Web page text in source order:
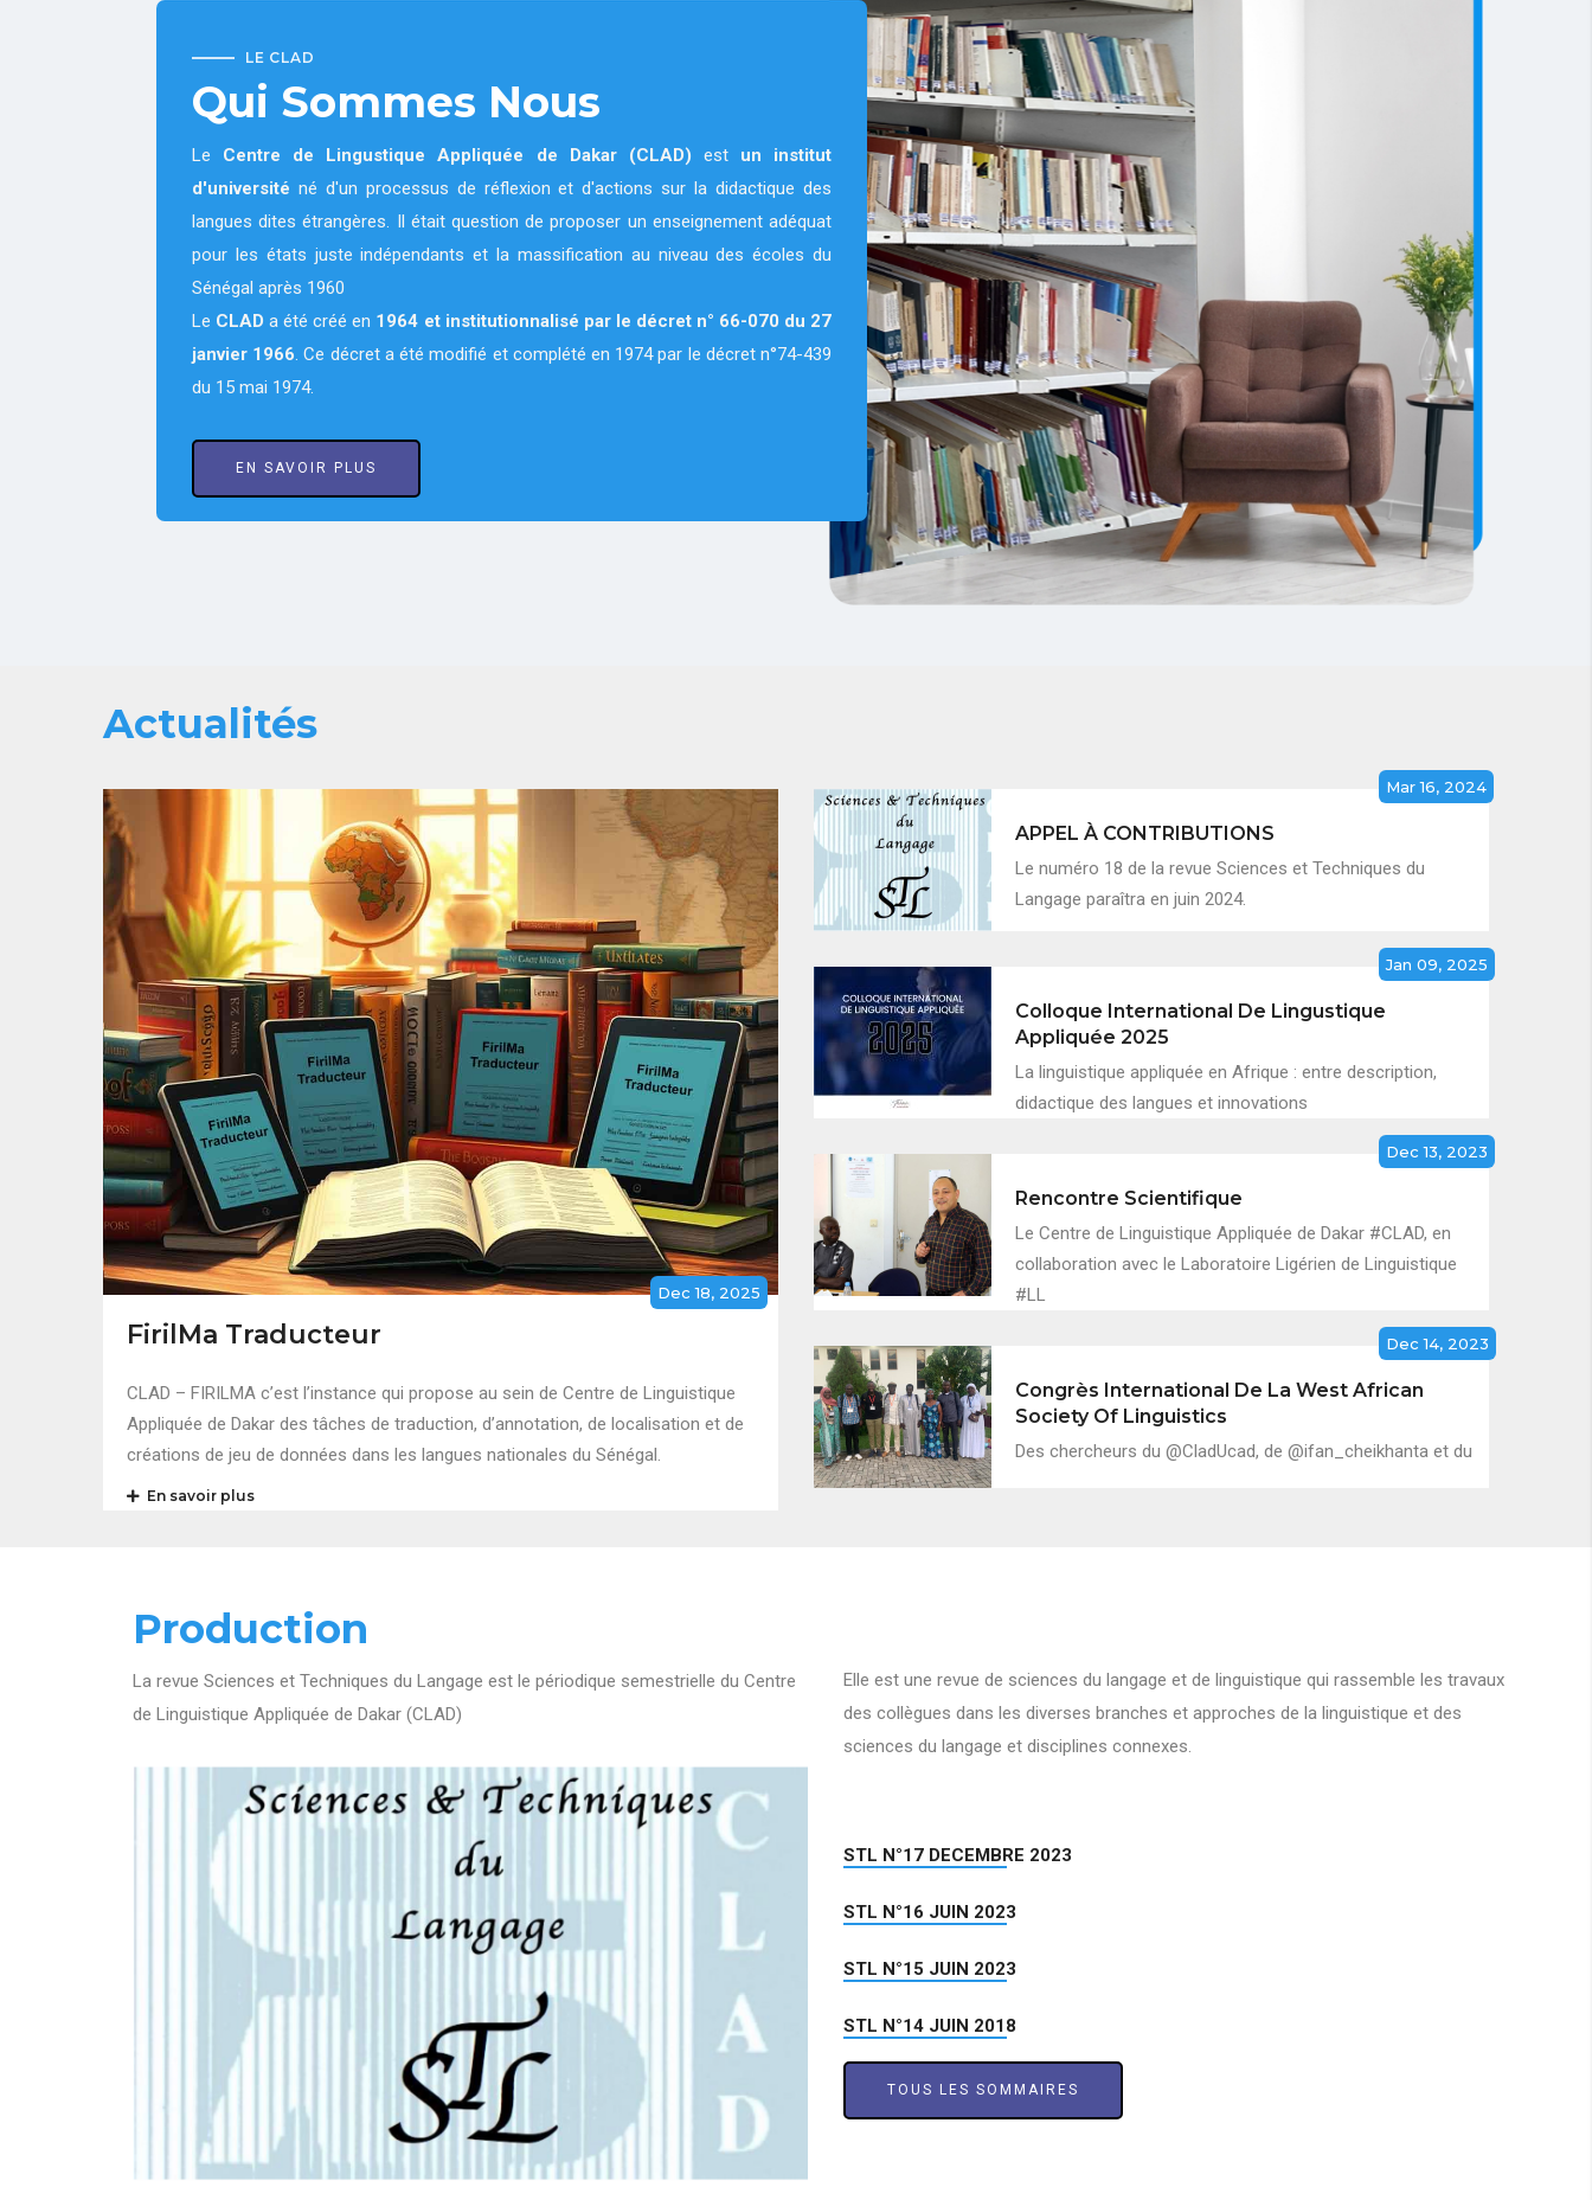
LE CLAD
Qui Sommes Nous
Le Centre de Lingustique Appliquée de Dakar (CLAD) est un institut
d'université né d'un processus de réflexion et d'actions sur la didactique des
langues dites étrangères. Il était question de proposer un enseignement adéquat
pour les états juste indépendants et la massification au niveau des écoles du
Sénégal après 1960
Le CLAD a été créé en 1964 et institutionnalisé par le décret n° 66-070 du 27
janvier 1966. Ce décret a été modifié et complété en 1974 par le décret n°74-439
du 15 mai 1974.
EN SAVOIR PLUS
Actualités
Dec 18, 2025
FirilMa Traducteur
CLAD – FIRILMA c’est l’instance qui propose au sein de Centre de Linguistique
Appliquée de Dakar des tâches de traduction, d’annotation, de localisation et de
créations de jeu de données dans les langues nationales du Sénégal.
En savoir plus
Mar 16, 2024
APPEL À CONTRIBUTIONS
Le numéro 18 de la revue Sciences et Techniques du
Langage paraîtra en juin 2024.
Jan 09, 2025
Colloque International De Lingustique
Appliquée 2025
La linguistique appliquée en Afrique : entre description,
didactique des langues et innovations
Dec 13, 2023
Rencontre Scientifique
Le Centre de Linguistique Appliquée de Dakar #CLAD, en
collaboration avec le Laboratoire Ligérien de Linguistique
#LL
Dec 14, 2023
Congrès International De La West African
Society Of Linguistics
Des chercheurs du @CladUcad, de @ifan_cheikhanta et du
Production
La revue Sciences et Techniques du Langage est le périodique semestrielle du Centre
de Linguistique Appliquée de Dakar (CLAD)
Elle est une revue de sciences du langage et de linguistique qui rassemble les travaux
des collègues dans les diverses branches et approches de la linguistique et des
sciences du langage et disciplines connexes.
STL N°17 DECEMBRE 2023
STL N°16 JUIN 2023
STL N°15 JUIN 2023
STL N°14 JUIN 2018
TOUS LES SOMMAIRES